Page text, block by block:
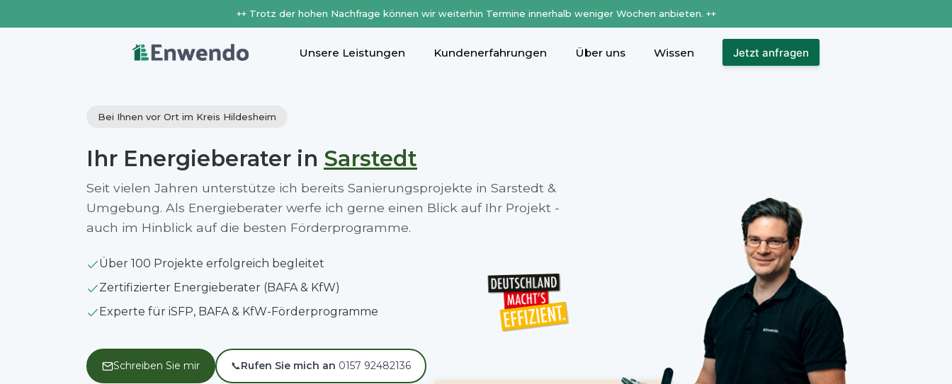
++ Trotz der hohen Nachfrage können wir weiterhin Termine innerhalb weniger Wochen anbieten. ++
Unsere Leistungen Kundenerfahrungen Über uns Wissen Jetzt anfragen
Bei Ihnen vor Ort im Kreis Hildesheim
Ihr Energieberater in Sarstedt
Seit vielen Jahren unterstütze ich bereits Sanierungsprojekte in Sarstedt &
Umgebung. Als Energieberater werfe ich gerne einen Blick auf Ihr Projekt -
auch im Hinblick auf die besten Förderprogramme.
Über 100 Projekte erfolgreich begleitet
Zertifizierter Energieberater (BAFA & KfW)
Experte für iSFP, BAFA & KfW-Förderprogramme
Schreiben Sie mir 📞Rufen Sie mich an 0157 92482136